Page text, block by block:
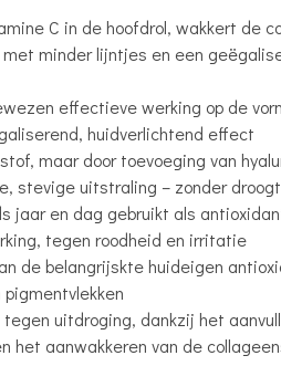
C in de hoofdrol, wakkert de
minder lijntjes en een
effectieve werking op de
huidverlichtend effect
maar door toevoeging van
stevige uitstraling – zonder
jaar en dag gebruikt als
tegen roodheid en irritatie
de belangrijskte huideigen
uitdroging, dankzij het
het aanwakkeren van de